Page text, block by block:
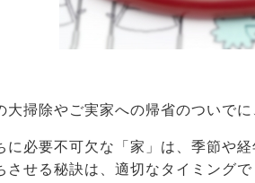
大掃除やご実家への帰省のついで
に必要不可欠な「家」は、季節や
させる秘訣は、適切なタイミング